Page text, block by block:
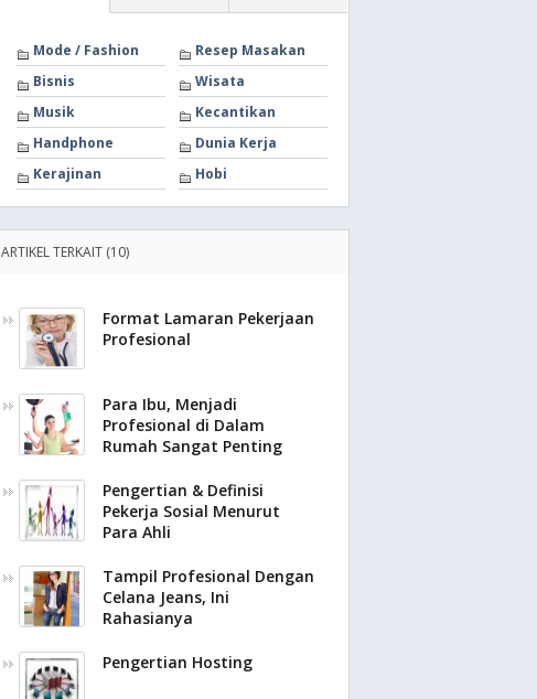
Mode / Fashion
Resep Masakan
Bisnis
Wisata
Musik
Kecantikan
Handphone
Dunia Kerja
Kerajinan
Hobi
ARTIKEL TERKAIT (10)
Format Lamaran Pekerjaan
Profesional
Para Ibu, Menjadi
Profesional di Dalam
Rumah Sangat Penting
Pengertian & Definisi
Pekerja Sosial Menurut
Para Ahli
Tampil Profesional Dengan
Celana Jeans, Ini
Rahasianya
Pengertian Hosting